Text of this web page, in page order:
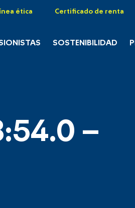
ética Certificado de renta
SOSTENIBILIDAD
–